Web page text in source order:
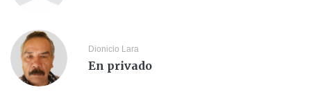
Dionicio Lara
En privado